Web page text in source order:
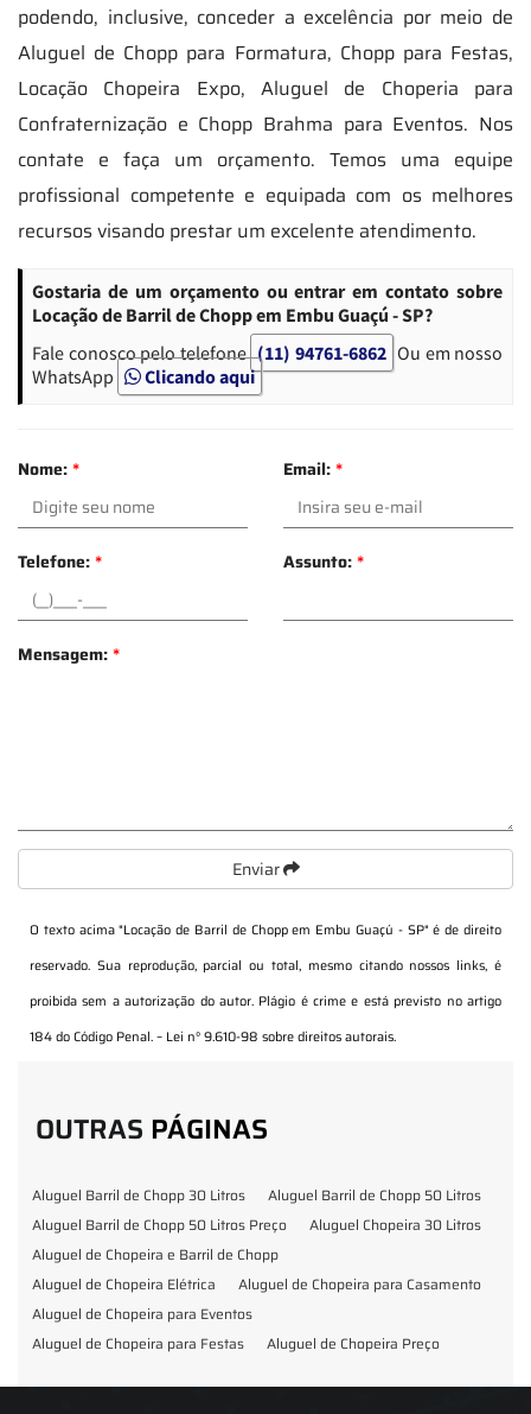
podendo, inclusive, conceder a excelência por meio de
Aluguel de Chopp para Formatura, Chopp para Festas,
Locação Chopeira Expo, Aluguel de Choperia para
Confraternização e Chopp Brahma para Eventos. Nos
contate e faça um orçamento. Temos uma equipe
profissional competente e equipada com os melhores
recursos visando prestar um excelente atendimento.
Gostaria de um orçamento ou entrar em contato sobre
Locação de Barril de Chopp em Embu Guaçú - SP?
Fale conosco pelo telefone (11) 94761-6862 Ou em nosso
WhatsApp
Clicando aqui
Nome:* Email:*
Telefone:* Assunto:*
Mensagem:*
Enviar
O texto acima "Locação de Barril de Chopp em Embu Guaçú - SP" é de direito
reservado. Sua reprodução, parcial ou total, mesmo citando nossos links, é
proibida sem a autorização do autor. Plágio é crime e está previsto no artigo
184 do Código Penal. – Lei n° 9.610-98 sobre direitos autorais.
OUTRAS PÁGINAS
Aluguel Barril de Chopp 30 Litros
Aluguel Barril de Chopp 50 Litros
Aluguel Barril de Chopp 50 Litros Preço
Aluguel Chopeira 30 Litros
Aluguel de Chopeira e Barril de Chopp
Aluguel de Chopeira Elétrica
Aluguel de Chopeira para Casamento
Aluguel de Chopeira para Eventos
Aluguel de Chopeira para Festas
Aluguel de Chopeira Preço